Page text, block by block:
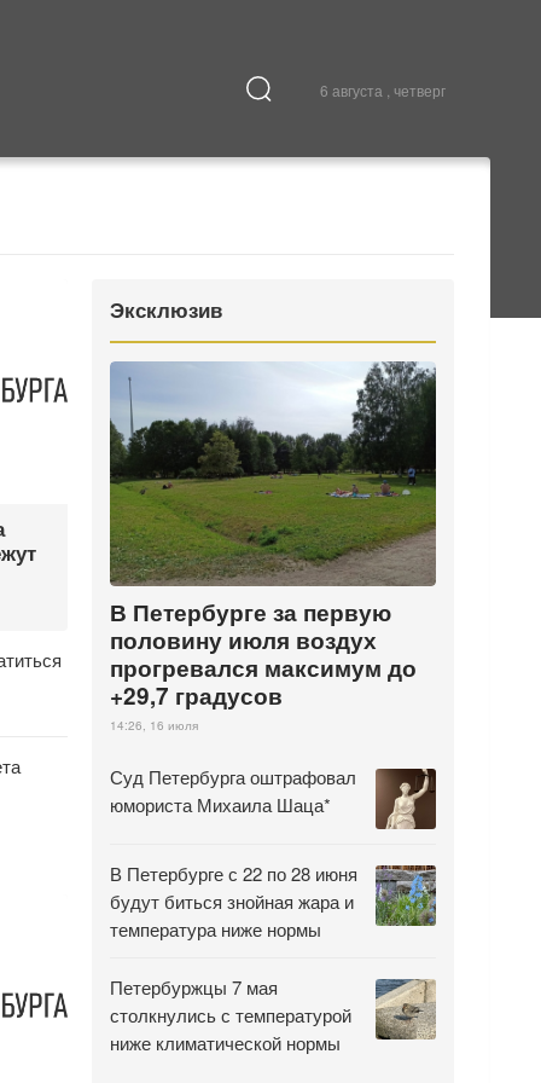
6 августа , четверг
Эксклюзив
В Петербурге за первую
половину июля воздух
прогревался максимум до
+29,7 градусов
14:26, 16 июля
Суд Петербурга оштрафовал
юмориста Михаила Шаца*
В Петербурге с 22 по 28 июня
будут биться знойная жара и
температура ниже нормы
Петербуржцы 7 мая
столкнулись с температурой
ниже климатической нормы